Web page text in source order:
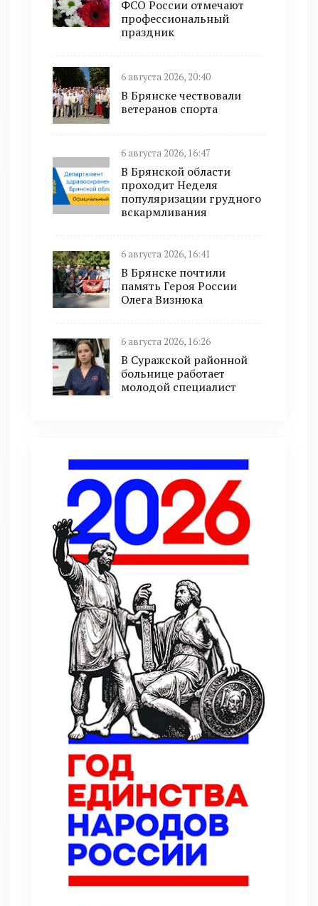
ФСО России отмечают
профессиональный
праздник
6 августа 2026, 20:40
В Брянске чествовали
ветеранов спорта
6 августа 2026, 16:47
В Брянской области
проходит Неделя
популяризации грудного
вскармливания
6 августа 2026, 16:41
В Брянске почтили
память Героя России
Олега Визнюка
6 августа 2026, 16:26
В Суражской районной
больнице работает
молодой специалист